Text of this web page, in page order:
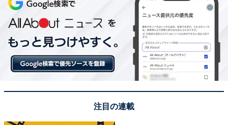
注目の連載